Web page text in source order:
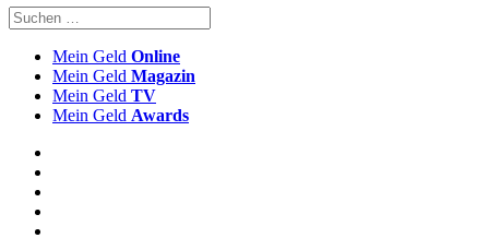
Mein Geld Online
Mein Geld Magazin
Mein Geld TV
Mein Geld Awards